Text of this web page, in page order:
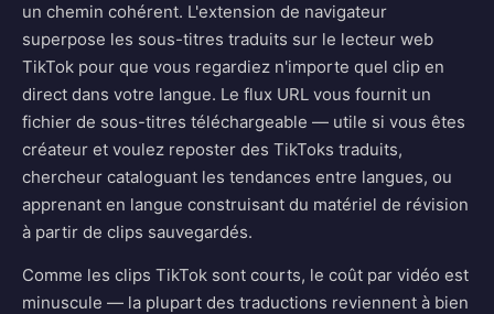
un chemin cohérent. L'extension de navigateur
superpose les sous-titres traduits sur le lecteur web
TikTok pour que vous regardiez n'importe quel clip en
direct dans votre langue. Le flux URL vous fournit un
fichier de sous-titres téléchargeable — utile si vous êtes
créateur et voulez reposter des TikToks traduits,
chercheur cataloguant les tendances entre langues, ou
apprenant en langue construisant du matériel de révision
à partir de clips sauvegardés.
Comme les clips TikTok sont courts, le coût par vidéo est
minuscule — la plupart des traductions reviennent à bien